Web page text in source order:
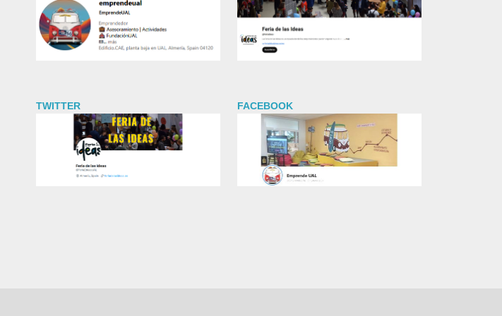
TWITTER FACEBOOK